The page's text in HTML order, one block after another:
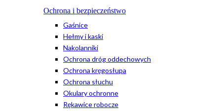
Ochrona i bezpieczeństwo
Gaśnice
Hełmy i kaski
Nakolanniki
Ochrona dróg oddechowych
Ochrona kręgosłupa
Ochrona słuchu
Okulary ochronne
Rękawice robocze